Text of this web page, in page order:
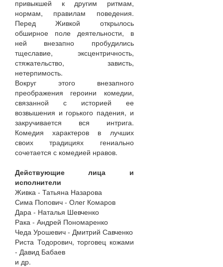
привыкшей к другим ритмам,
нормам, правилам поведения.
Перед Живкой открылось
обширное поле деятельности, в
ней внезапно пробудились
тщеславие, эксцентричность,
стяжательство, зависть,
нетерпимость.
Вокруг этого внезапного
преображения героини комедии,
связанной с историей ее
возвышения и горького падения, и
закручивается вся интрига.
Комедия характеров в лучших
своих традициях гениально
сочетается с комедией нравов.
Действующие лица и
исполнители
Живка - Татьяна Назарова
Сима Попович - Олег Комаров
Дара - Наталья Шевченко
Рака - Андрей Пономаренко
Чеда Урошевич - Дмитрий Савченко
Риста Тодорович, торговец кожами
- Давид Бабаев
и др.